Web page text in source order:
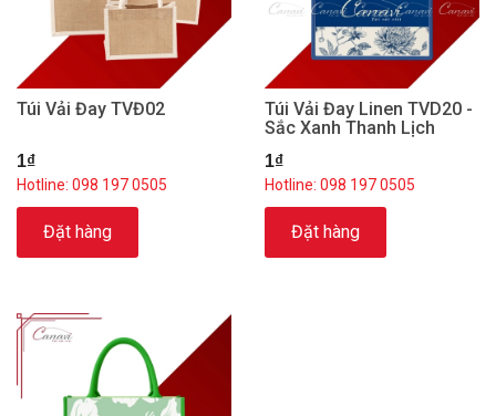
Túi Vải Đay TVĐ02
1₫
Hotline: 098 197 0505
Đặt hàng
Túi Vải Đay Linen TVD20 -
Sắc Xanh Thanh Lịch
1₫
Hotline: 098 197 0505
Đặt hàng